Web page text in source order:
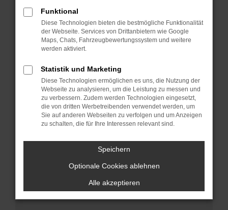
Starte dein Gerät neu.
Das kann manchmal helfen, vorübergehende
Probleme zu beheben.
Betriebssystem auf dem neuesten Stand
sind.
Veraltete Software birgt nicht nur ein
Sicherheitsrisiko, sondern kann auch dazu
führen, dass bestimmte Funktionen nicht mehr
unterstützt werden.
Wende dich an den Webseitenbetreiber.
Wenn du alle oben genannten Schritte versucht
hast, kontaktiere uns bitte. Wir werden
versuchen, das Problem zu beheben. Du kannst
uns diesen Text schicken, um uns bei der
Funktional
Diese Technologien bieten die bestmögliche Funktionalität
der Webseite. Services von Drittanbietern wie Google
Maps, Chats, Fahrzeugbewertungssystem und weitere
werden aktiviert.
Statistik und Marketing
Diese Technologien ermöglichen es uns, die Nutzung der
Webseite zu analysieren, um die Leistung zu messen und
zu verbessern. Zudem werden Technologien eingesetzt,
die von dritten Werbetreibenden verwendet werden, um
Sie auf anderen Webseiten zu verfolgen und um Anzeigen
zu schalten, die für Ihre Interessen relevant sind.
Speichern
Optionale Cookies ablehnen
Alle akzeptieren